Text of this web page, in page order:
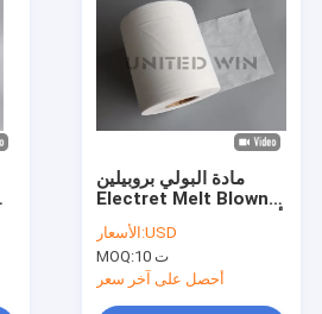
مادة البولي بروبيلين
Electret Melt Blown
أقمشة غير منسوجة لقناع
الوجه PFE99 25GSM
الأسعار:USD
MOQ:
10 ت
أحصل على آخر سعر